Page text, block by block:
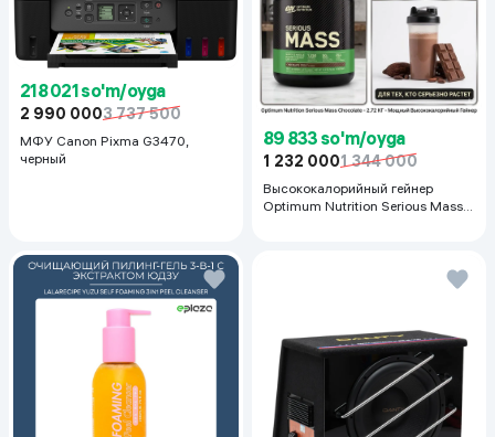
218 021 so'm/oyga
2 990 0003 737 500
МФУ Canon Pixma G3470,
черный
89 833 so'm/oyga
1 232 0001 344 000
Высококалорийный гейнер
Optimum Nutrition Serious Mass,